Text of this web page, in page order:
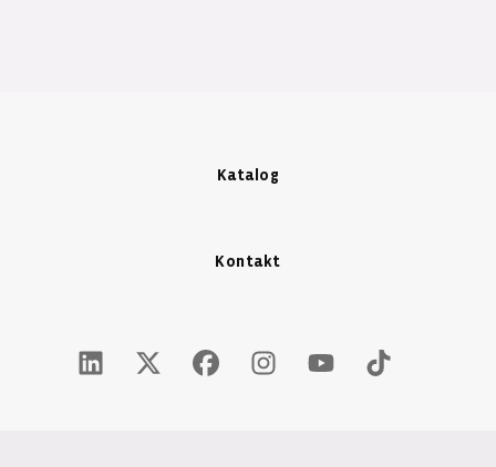
Katalog
Kontakt
LinkedIn Icon - New Window
Twitter X Icon - New Window
Facebook Icon - New Window
Instagram Icon - New Window
Youtube Icon - New
Tiktok Icon -